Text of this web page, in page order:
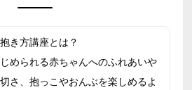
き方講座とは？
められる赤ちゃんへのふれあいや
さ、抱っこやおんぶを楽しめるよ